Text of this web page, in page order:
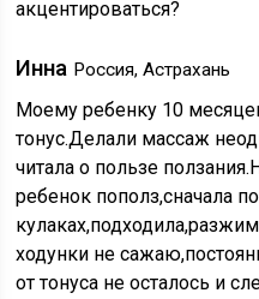
акцентироваться?
Инна Россия, Астрахань
Моему ребенку 10
тонус.Делали массаж
читала о пользе
ребенок пополз,сначала
ходунки не
от тонуса не осталось и